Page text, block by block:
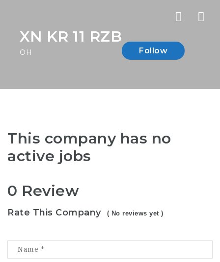
XN KR 11 RZB
OH Follow
This company has no
active jobs
0 Review
Rate This Company ( No reviews yet )